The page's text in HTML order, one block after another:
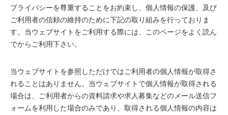
プライバシーを尊重することをお約束し、個人情報の保護、及び
ご利用者の信頼の維持のために下記の取り組みを行っておりま
す。当ウェブサイトをご利用する際には、このページをよく読ん
でからご利用下さい。
当ウェブサイトを参照しただけではご利用者の個人情報が取得さ
れることはありません。当ウェブサイトで個人情報が取得される
場合は、ご利用者からの資料請求や求人募集などのメール送信フ
ォームを利用した場合のみであり、取得される個人情報の内容は